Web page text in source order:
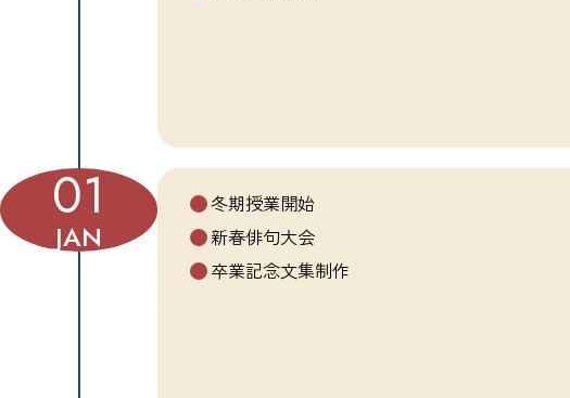
01
JAN
冬期授業開始
新春俳句大会
卒業記念文集制作